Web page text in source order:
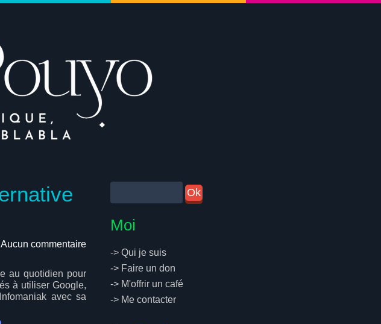
Aucun commentaire
au quotidien pour
à utiliser Google,
avec sa
Moi
->Qui je suis
-> Faire un don
-> M'offrir un café
-> Me contacter